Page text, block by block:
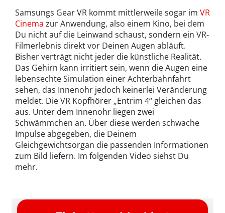
Samsungs Gear VR kommt mittlerweile sogar im VR
Cinema zur Anwendung, also einem Kino, bei dem
Du nicht auf die Leinwand schaust, sondern ein VR-
Filmerlebnis direkt vor Deinen Augen abläuft.
Bisher verträgt nicht jeder die künstliche Realität.
Das Gehirn kann irritiert sein, wenn die Augen eine
lebensechte Simulation einer Achterbahnfahrt
sehen, das Innenohr jedoch keinerlei Veränderung
meldet. Die VR Kopfhörer „Entrim 4“ gleichen das
aus. Unter dem Innenohr liegen zwei
Schwämmchen an. Über diese werden schwache
Impulse abgegeben, die Deinem
Gleichgewichtsorgan die passenden Informationen
zum Bild liefern. Im folgenden Video siehst Du
mehr.